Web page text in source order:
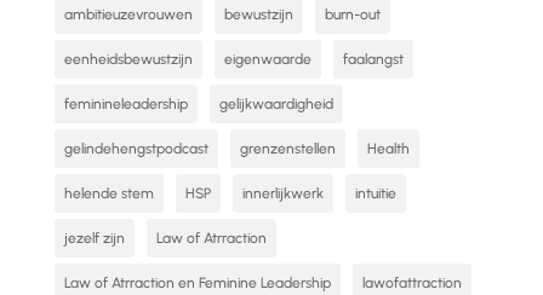
ambitieuzevrouwen bewustzijn burn-out
eenheidsbewustzijn eigenwaarde faalangst
feminineleadership gelijkwaardigheid
gelindehengstpodcast grenzenstellen Health
helende stem HSP innerlijkwerk intuitie
jezelf zijn Law of Atrraction
Law of Atrraction en Feminine Leadership lawofattraction